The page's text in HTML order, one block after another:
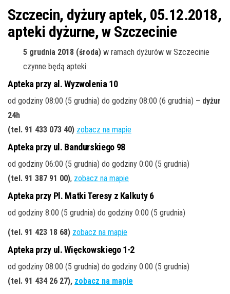
ę
Szczecin, dyżury aptek, 05.12.2018,
apteki dyżurne, w Szczecinie
5 grudnia 2018 (środa) w ramach dyżurów w Szczecinie
czynne będą apteki:
Apteka przy al. Wyzwolenia 10
od godziny 08:00 (5 grudnia) do godziny 08:00 (6 grudnia) – dyżur
24h
(tel. 91 433 073 40) zobacz na mapie
Apteka przy ul. Bandurskiego 98
od godziny 06:00 (5 grudnia) do godziny 0:00 (5 grudnia)
(tel. 91 387 91 00), zobacz na mapie
Apteka przy Pl. Matki Teresy z Kalkuty 6
od godziny 8:00 (5 grudnia) do godziny 0:00 (5 grudnia)
(tel. 91 423 18 68) zobacz na mapie
Apteka przy ul. Więckowskiego 1-2
od godziny 08:00 (5 grudnia) do godziny 0:00 (5 grudnia)
(tel. 91 434 26 27), zobacz na mapie